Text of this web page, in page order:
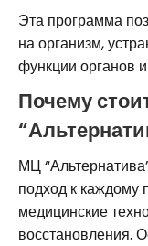
Эта программа
на организм,
функции органов
Почему
МЦ
подход к каждому
медицинские
восстановления.